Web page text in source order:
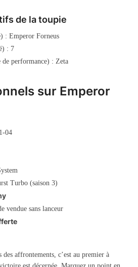
de la toupie
: Emperor Forneus
: 7
performance) : Zeta
sur Emperor
04
Turbo (saison 3)
vendue sans lanceur
affrontements, c’est au premier à